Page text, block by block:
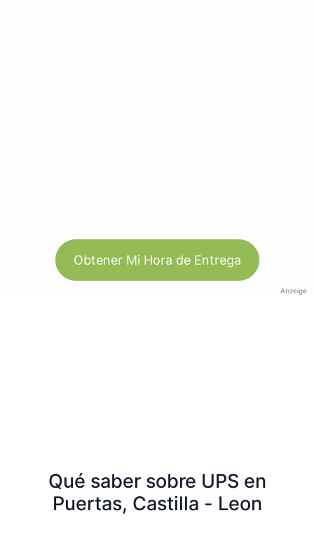
Obtener Mi Hora de Entrega
Anzeige
Qué saber sobre UPS en
Puertas, Castilla - Leon